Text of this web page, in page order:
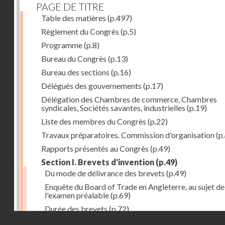
PAGE DE TITRE
Table des matières (p.497)
Règlement du Congrès (p.5)
Programme(p.8)
Bureau du Congrès (p.13)
Bureau des sections (p.16)
Délégués des gouvernements (p.17)
Délégation des Chambres de commerce, Chambres
syndicales, Sociétés savantes, industrielles (p.19)
Liste des membres du Congrès (p.22)
Travaux préparatoires. Commission d'organisation
Rapports présentés au Congrès (p.49)
Section I. Brevets d'invention (p.49)
Du mode de délivrance des brevets (p.49)
Enquête du Board of Trade en Angleterre, au sujet de
l'examen préalable(p.69)
Durée des brevets (p.72)